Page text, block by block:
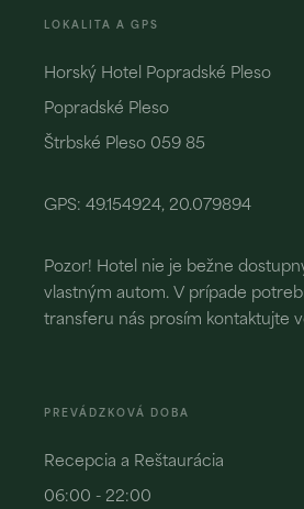
LOKALITA A GPS
Horský Hotel Popradské Pleso
Popradské Pleso
Štrbské Pleso 059 85
GPS: 49.154924, 20.079894
Pozor! Hotel nie je bežne
vlastným autom. V prípade
transferu nás prosím kontaktujte
PREVÁDZKOVÁ DOBA
Recepcia a Reštaurácia
06:00 - 22:00